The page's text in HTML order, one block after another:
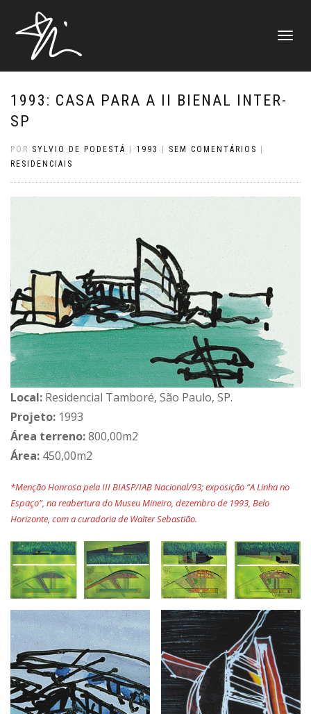
ALTERNAR
1993: CASA PARA A II BIENAL INTER-
SP
POR SYLVIO DE PODESTÁ 1993 SEM COMENTÁRIOS
RESIDENCIAIS
Local: Residencial Tamboré, São Paulo, SP.
Projeto: 1993
Área terreno:800,00m2
Área: 450,00m2
*Menção Honrosa pela III BIASP/IAB Nacional/93; exposição “A Linha no
Espaço”, na reabertura do Museu Mineiro, dezembro de 1993, Belo
Horizonte, com a curadoria de Walter Sebastião.